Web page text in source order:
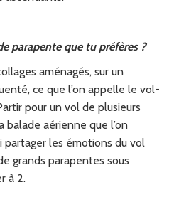
parapente que tu préfères ?
aménagés, sur un
ce que l’on appelle le vol-
pour un vol de plusieurs
balade aérienne que l’on
partager les émotions du vol
grands parapentes sous
à 2.